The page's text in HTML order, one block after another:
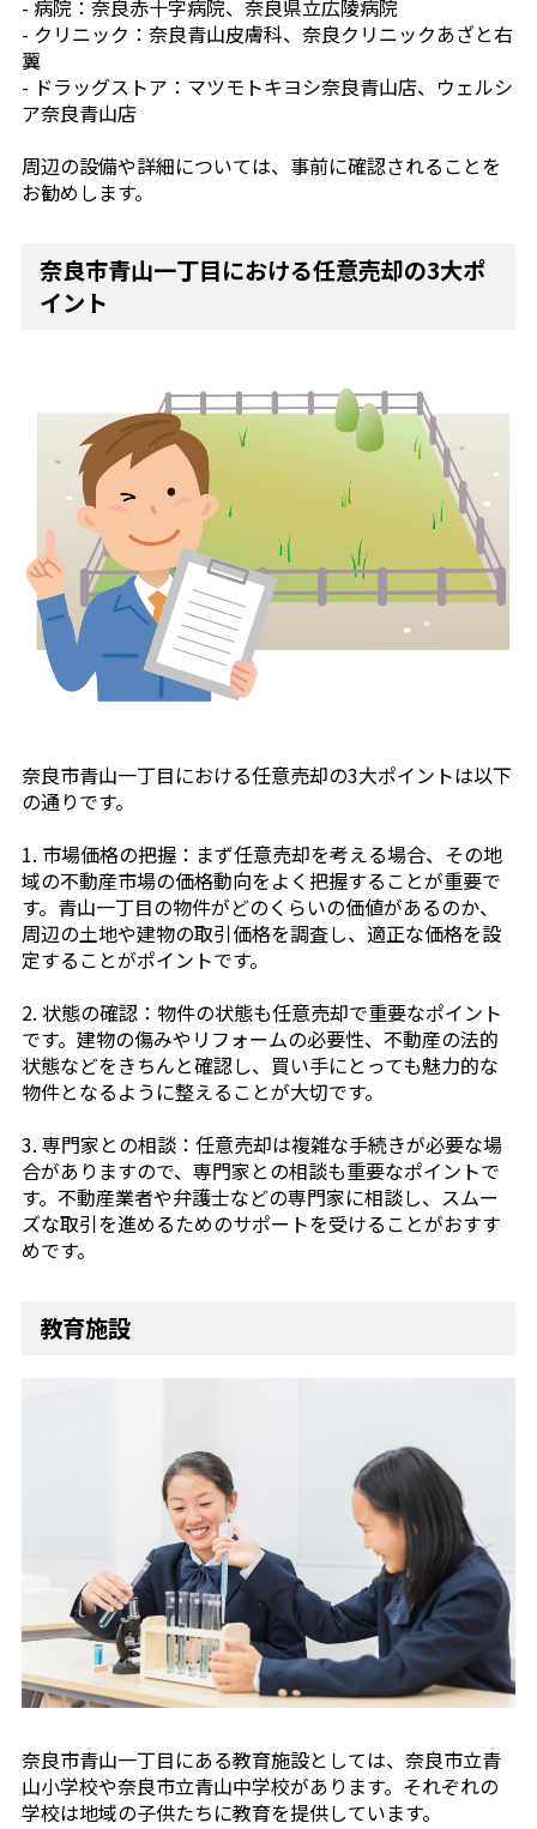
- 病院：奈良赤十字病院、奈良県立広陵病院
- クリニック：奈良青山皮膚科、奈良クリニックあざと右
翼
- ドラッグストア：マツモトキヨシ奈良青山店、ウェルシ
ア奈良青山店
周辺の設備や詳細については、事前に確認されることを
お勧めします。
奈良市青山一丁目における任意売却の3大ポ
イント
奈良市青山一丁目における任意売却の3大ポイントは以下
の通りです。
1. 市場価格の把握：まず任意売却を考える場合、その地
域の不動産市場の価格動向をよく把握することが重要で
す。青山一丁目の物件がどのくらいの価値があるのか、
周辺の土地や建物の取引価格を調査し、適正な価格を設
定することがポイントです。
2. 状態の確認：物件の状態も任意売却で重要なポイント
です。建物の傷みやリフォームの必要性、不動産の法的
状態などをきちんと確認し、買い手にとっても魅力的な
物件となるように整えることが大切です。
3. 専門家との相談：任意売却は複雑な手続きが必要な場
合がありますので、専門家との相談も重要なポイントで
す。不動産業者や弁護士などの専門家に相談し、スムー
ズな取引を進めるためのサポートを受けることがおすす
めです。
教育施設
奈良市青山一丁目にある教育施設としては、奈良市立青
山小学校や奈良市立青山中学校があります。それぞれの
学校は地域の子供たちに教育を提供しています。